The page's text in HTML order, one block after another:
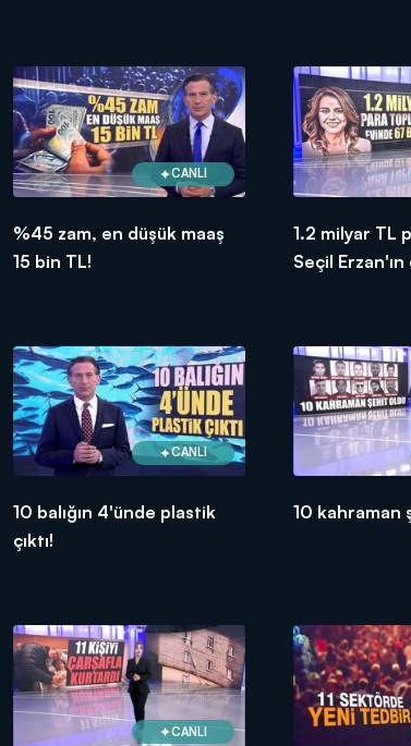
CANLI
%45 zam, en düşük maaş
15 bin TL!
1.2 milyar TL
Seçil
CANLI
10 balığın 4'ünde plastik
çıktı!
10 kahraman
CANLI